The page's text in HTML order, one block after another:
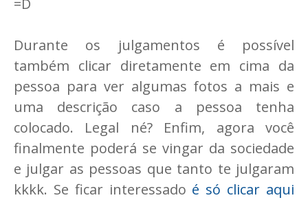
=D
Durante os julgamentos é possível
também clicar diretamente em cima da
pessoa para ver algumas fotos a mais e
uma descrição caso a pessoa tenha
colocado. Legal né? Enfim, agora você
finalmente poderá se vingar da sociedade
e julgar as pessoas que tanto te julgaram
kkkk. Se ficar interessado é só clicar aqui